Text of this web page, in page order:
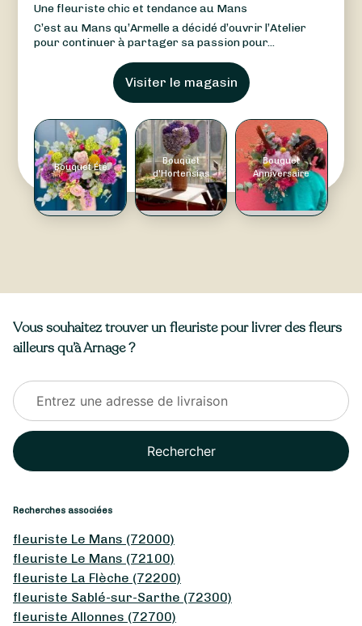
Une fleuriste chic et tendance au Mans
C’est au Mans qu’Armelle a décidé d’ouvrir l’Atelier
pour continuer à partager sa passion pour...
Visiter le magasin
Bouquet Été
Bouquet
d'Hortensias
Bouquet
Anniversaire
Vous souhaitez trouver un fleuriste pour livrer des fleurs
ailleurs qu’à Arnage ?
Rechercher
Recherches associées
fleuriste Le Mans (72000)
fleuriste Le Mans (72100)
fleuriste La Flèche (72200)
fleuriste Sablé-sur-Sarthe (72300)
fleuriste Allonnes (72700)